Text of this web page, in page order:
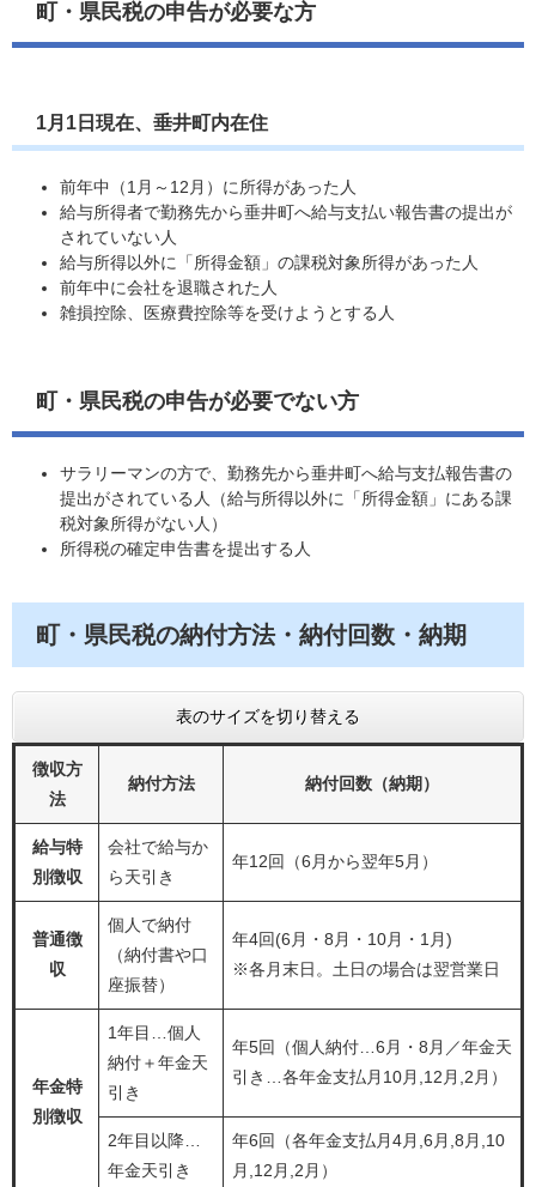
町・県民税の申告が必要な方
1月1日現在、垂井町内在住
前年中（1月～12月）に所得があった人
給与所得者で勤務先から垂井町へ給与支払い報告書の提出が
されていない人
給与所得以外に「所得金額」の課税対象所得があった人
前年中に会社を退職された人
雑損控除、医療費控除等を受けようとする人
町・県民税の申告が必要でない方
サラリーマンの方で、勤務先から垂井町へ給与支払報告書の
提出がされている人（給与所得以外に「所得金額」にある課
税対象所得がない人）
所得税の確定申告書を提出する人
町・県民税の納付方法・納付回数・納期
表のサイズを切り替える
徴収方
法
納付方法 納付回数（納期）
給与特
別徴収
会社で給与か
ら天引き
年12回（6月から翌年5月）
普通徴
収
個人で納付
（納付書や口
座振替）
年4回(6月・8月・10月・1月)
※各月末日。土日の場合は翌営業日
年金特
別徴収
1年目…個人
納付＋年金天
引き
年5回（個人納付…6月・8月／年金天
引き…各年金支払月10月,12月,2月）
2年目以降…
年金天引き
年6回（各年金支払月4月,6月,8月,10
月,12月,2月）